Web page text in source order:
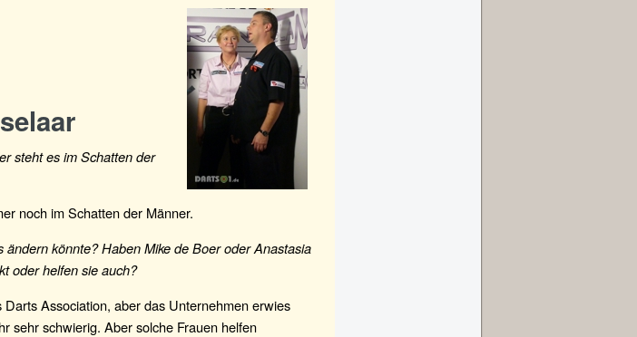
steht es im Schatten der
noch im Schatten der Männer.
könnte? Haben Mike de Boer oder Anastasia
oder helfen sie auch?
Association, aber das Unternehmen erwies
sehr schwierig. Aber solche Frauen helfen